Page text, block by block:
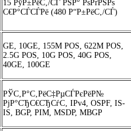
15 РўР±РёС‚/СЃ РЅР° РѕРґРЅРѕ
С€Р°СЃСЃРё (480 Р“Р±РёС‚/СЃ)
GE, 10GE, 155M POS, 622M POS,
2.5G POS, 10G POS, 40G POS,
40GE, 100GE
РЎС‚Р°С‚РёС‡РµСЃРєРёР№
РјР°СЂС€СЂСѓС‚ IPv4, OSPF, IS-
IS, BGP, PIM, MSDP, MBGP